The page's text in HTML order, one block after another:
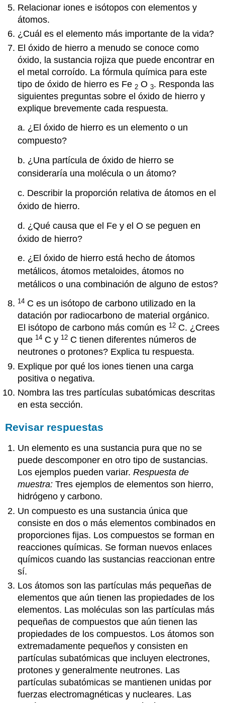
respuestas
3.4
Bioquímicos
Preguntas
de
revisión
Revisar
respuestas
3.5
Carbohidratos
Preguntas
de
Revisar
respuestas
Lípidos
Preguntas
revisión
Revisar
3.7
Proteínas
Preguntas
revisión
Revisar
respuestas
3.8
Ácidos
Preguntas
revisión
Revisar
3.9
en
reacciones
químicas
Preguntas
de
revisión
Revisar
respuestas
3.10
Reacciones
químicas
en
los
seres
vivos
Preguntas
de
revisión
Revisar
respuestas
3.11
Agua
y
Vida
Relacionar iones e isótopos con elementos y
átomos.
¿Cuál es el elemento más importante de la vida?
El óxido de hierro a menudo se conoce como
óxido, la sustancia rojiza que puede encontrar en
el metal corroído. La fórmula química para este
tipo de óxido de hierro es Fe 2 O3. Responda las
siguientes preguntas sobre el óxido de hierro y
explique brevemente cada respuesta.
a. ¿El óxido de hierro es un elemento o un
compuesto?
b. ¿Una partícula de óxido de hierro se
consideraría una molécula o un átomo?
c. Describir la proporción relativa de átomos en el
óxido de hierro.
d. ¿Qué causa que el Fe y el O se peguen en
óxido de hierro?
e. ¿El óxido de hierro está hecho de átomos
metálicos, átomos metaloides, átomos no
metálicos o una combinación de alguno de estos?
14 C es un isótopo de carbono utilizado en la
datación por radiocarbono de material orgánico.
El isótopo de carbono más común es 12 C. ¿Crees
que 14 C y 12 C tienen diferentes números de
neutrones o protones? Explica tu respuesta.
Explique por qué los iones tienen una carga
positiva o negativa.
Nombra las tres partículas subatómicas descritas
en esta sección.
Revisar respuestas
Un elemento es una sustancia pura que no se
puede descomponer en otro tipo de sustancias.
Los ejemplos pueden variar.Respuesta de
muestra: Tres ejemplos de elementos son hierro,
hidrógeno y carbono.
Un compuesto es una sustancia única que
consiste en dos o más elementos combinados en
proporciones fijas. Los compuestos se forman en
reacciones químicas. Se forman nuevos enlaces
químicos cuando las sustancias reaccionan entre
sí.
Los átomos son las partículas más pequeñas de
elementos que aún tienen las propiedades de los
elementos. Las moléculas son las partículas más
pequeñas de compuestos que aún tienen las
propiedades de los compuestos. Los átomos son
extremadamente pequeños y consisten en
partículas subatómicas que incluyen electrones,
protones y generalmente neutrones. Las
partículas subatómicas se mantienen unidas por
fuerzas electromagnéticas y nucleares. Las